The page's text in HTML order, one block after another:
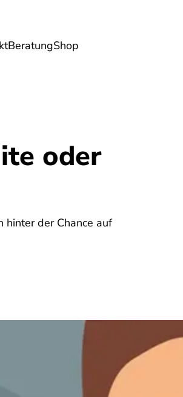
BeratungShop
Verträge
oder
hinter der Chance auf